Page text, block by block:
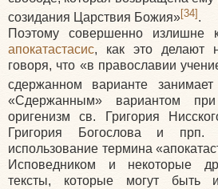
созидания Царствия Божия»[34].
Поэтому совершенно излишне
апокатастасис, как это делают
говоря, что «в православии
сдержанном варианте
«Сдержанным» вариантом
оригенизм св. Григория
Григория Богослова и
использование термина
Исповедником и некоторые
тексты, которые могут быть